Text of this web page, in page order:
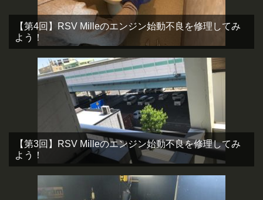
【第4回】RSV Milleのエンジン始動不良を修理してみ
よう！
【第3回】RSV Milleのエンジン始動不良を修理してみ
よう！